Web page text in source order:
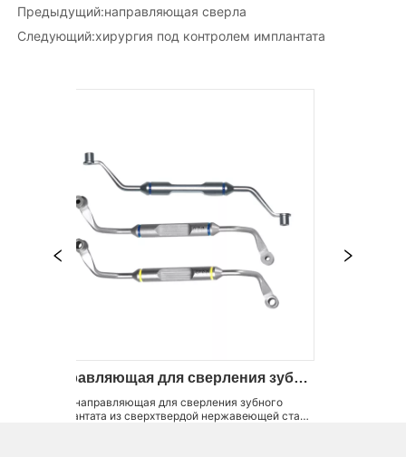
Предыдущий:направляющая сверла
Следующий:хирургия под контролем имплантата
направляющая для сверления зубных имплантатов
для сверления зубного
сверхтвердой нержавеющей стали
направитель для сверления
соответствии с чертежами или